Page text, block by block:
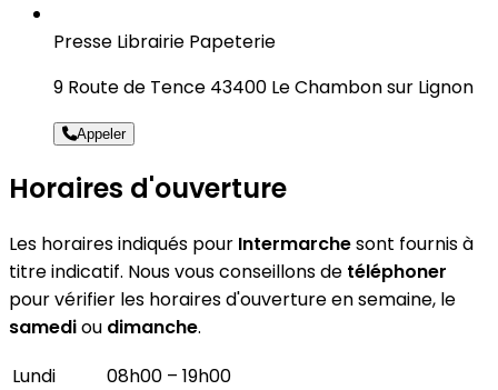
Presse Librairie Papeterie
9 Route de Tence 43400 Le Chambon sur Lignon
Appeler
Horaires d'ouverture
Les horaires indiqués pour Intermarchesont fournis à
titre indicatif. Nous vous conseillons de téléphoner
pour vérifier les horaires d'ouverture en semaine, le
samediou dimanche.
Lundi
08h00 – 19h00